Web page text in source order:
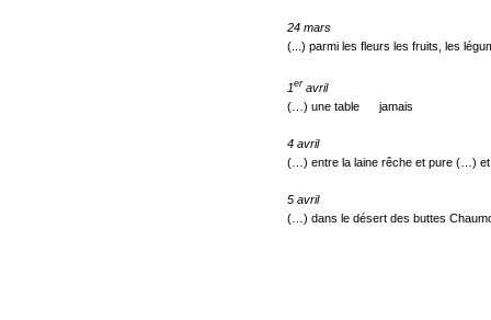
24 mars
(...) parmi les fleurs les fruits, les
1er avril
(…) une table jamais
4 avril
(…) entre la laine rêche et pure (…)
5 avril
(…) dans le désert des buttes